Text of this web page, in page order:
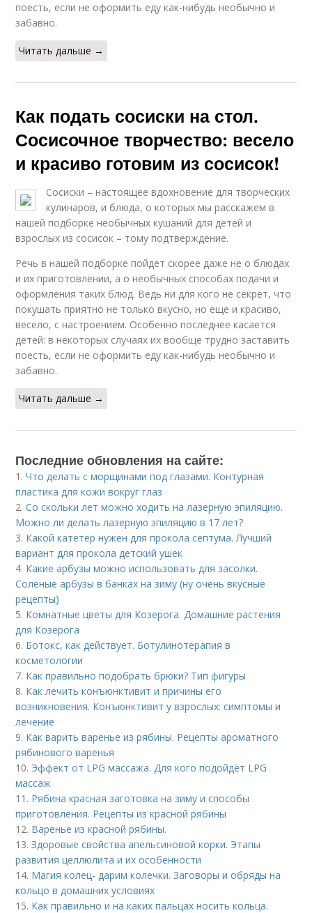
поесть, если не оформить еду как-нибудь необычно и
забавно.
Читать дальше →
Как подать сосиски на стол.
Сосисочное творчество: весело
и красиво готовим из сосисок!
Сосиски – настоящее вдохновение для творческих
кулинаров, и блюда, о которых мы расскажем в
нашей подборке необычных кушаний для детей и
взрослых из сосисок – тому подтверждение.
Речь в нашей подборке пойдет скорее даже не о блюдах
и их приготовлении, а о необычных способах подачи и
оформления таких блюд. Ведь ни для кого не секрет, что
покушать приятно не только вкусно, но еще и красиво,
весело, с настроением. Особенно последнее касается
детей: в некоторых случаях их вообще трудно заставить
поесть, если не оформить еду как-нибудь необычно и
забавно.
Читать дальше →
Последние обновления на сайте:
1.Что делать с морщинами под глазами. Контурная
пластика для кожи вокруг глаз
2.Со скольки лет можно ходить на лазерную эпиляцию.
Можно ли делать лазерную эпиляцию в 17 лет?
3. Какой катетер нужен для прокола септума. Лучший
вариант для прокола детский ушек
4. Какие арбузы можно использовать для засолки.
Соленые арбузы в банках на зиму (ну очень вкусные
рецепты)
5. Комнатные цветы для Козерога. Домашние растения
для Козерога
6. Ботокс, как действует. Ботулинотерапия в
косметологии
7. Как правильно подобрать брюки? Тип фигуры
8. Как лечить конъюнктивит и причины его
возникновения. Конъюнктивит у взрослых: симптомы и
лечение
9. Как варить варенье из рябины. Рецепты ароматного
рябинового варенья
10. Эффект от LPG массажа. Для кого подойдёт LPG
массаж
11. Рябина красная заготовка на зиму и способы
приготовления. Рецепты из красной рябины
12. Варенье из красной рябины.
13.Здоровые свойства апельсиновой корки. Этапы
развития целлюлита и их особенности
14. Магия колец- дарим колечки. Заговоры и обряды на
кольцо в домашних условиях
15. Как правильно и на каких пальцах носить кольца.